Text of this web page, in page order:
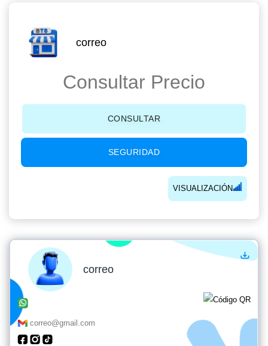
correo
Consultar Precio
CONSULTAR
SEGURIDAD
VISUALIZACIÓN
correo
correo@gmail.com